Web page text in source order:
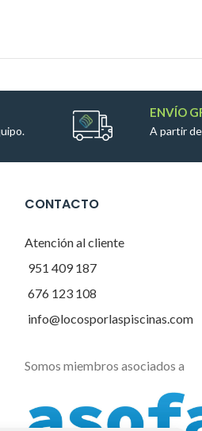
ENVÍO
A partir
CONTACTO
Atención al cliente
951 409 187
676 123 108
info@locosporlaspiscinas.com
Somos miembros asociados a